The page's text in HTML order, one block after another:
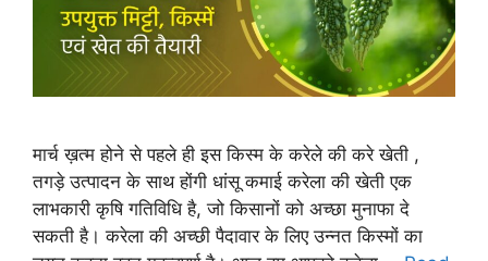
मार्च ख़त्म होने से पहले ही इस किस्म के करेले की करे खेती ,
तगड़े उत्पादन के साथ होंगी धांसू कमाई करेला की खेती एक
लाभकारी कृषि गतिविधि है, जो किसानों को अच्छा मुनाफा दे
सकती है। करेला की अच्छी पैदावार के लिए उन्नत किस्मों का